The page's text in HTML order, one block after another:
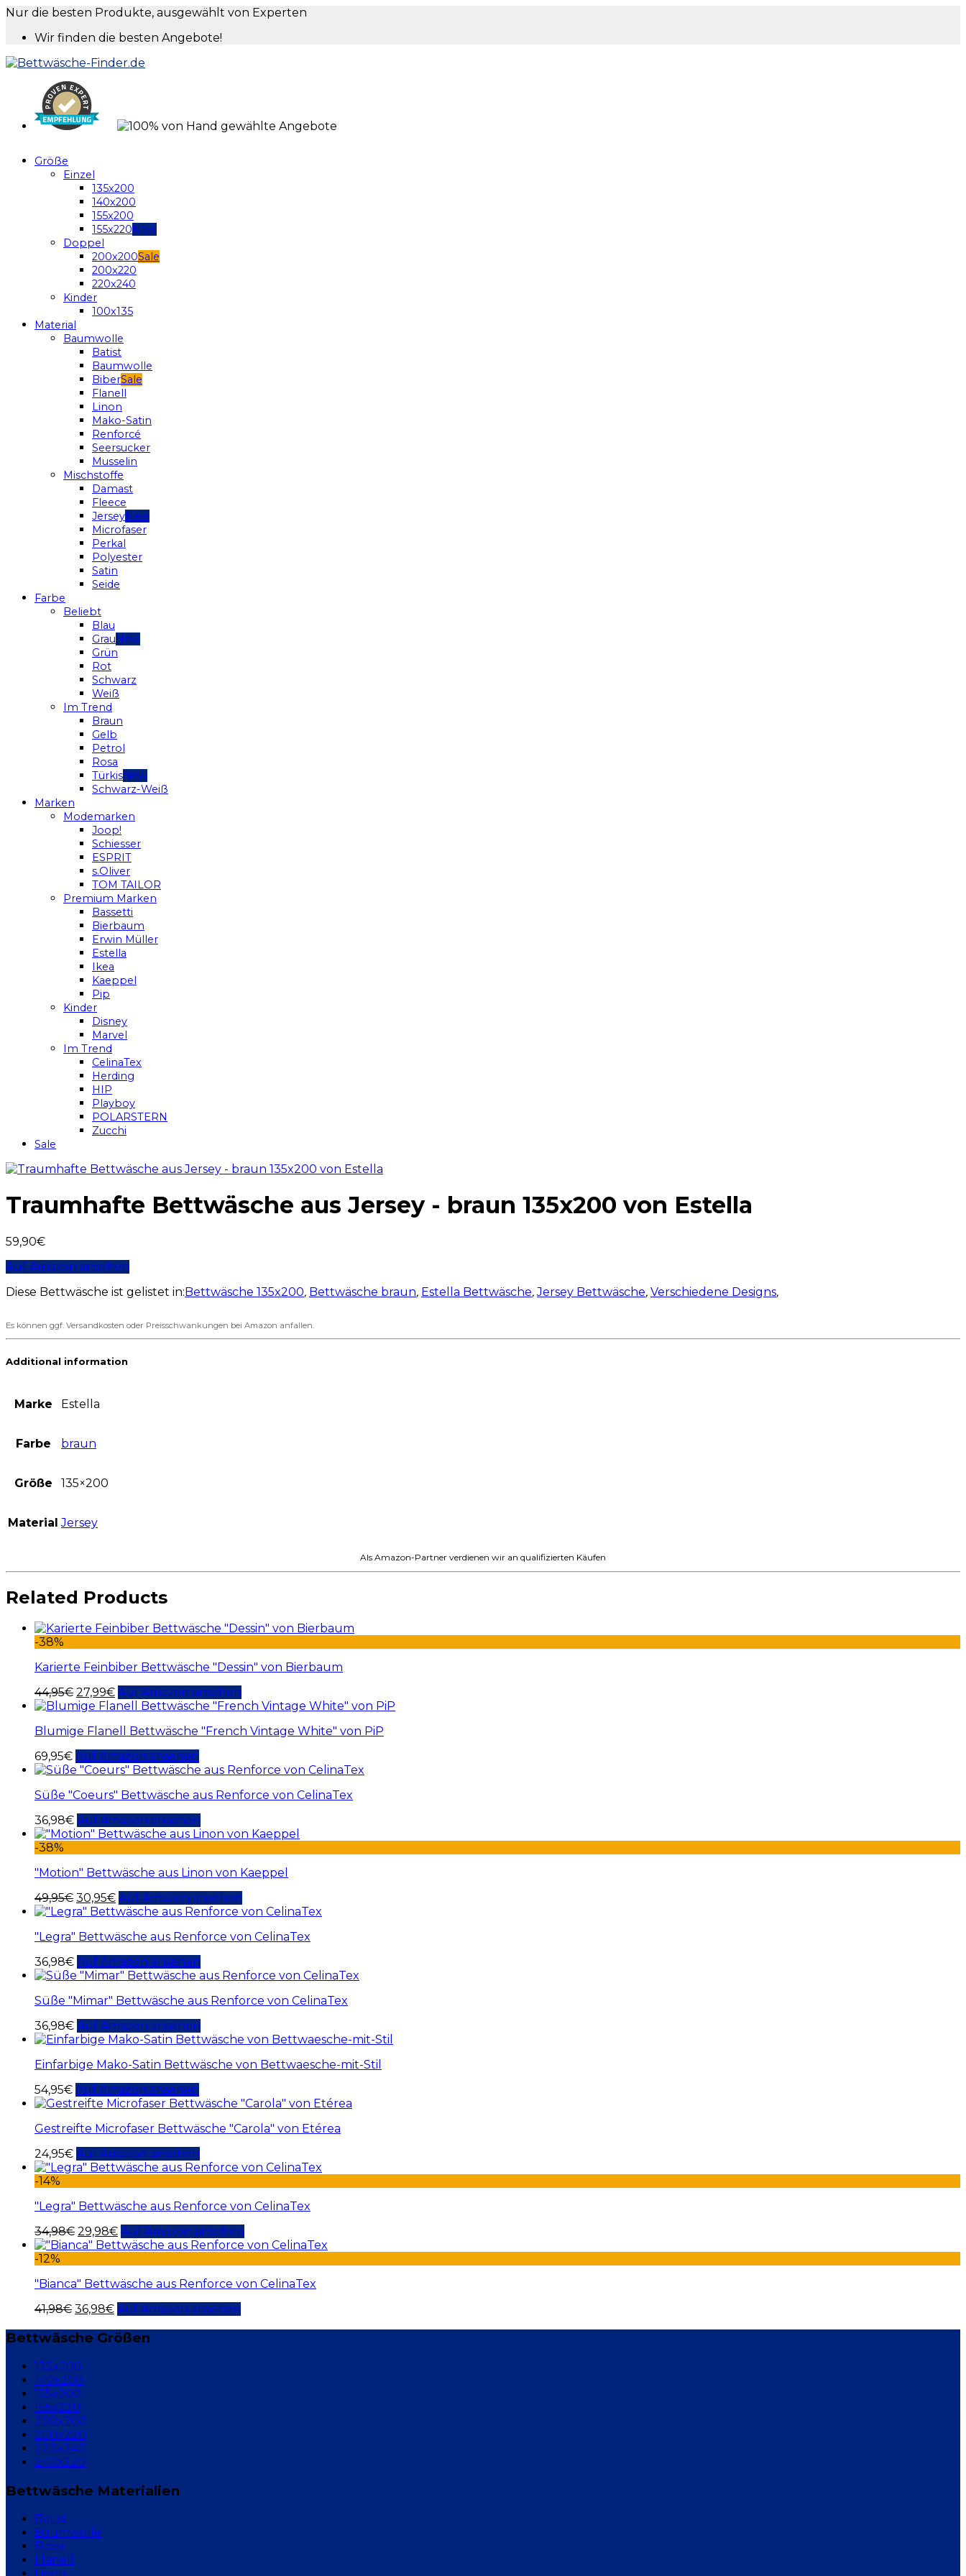
Nur die besten Produkte, ausgewählt von Experten
Wir finden die besten Angebote!
Größe
Einzel
135x200
140x200
155x200
155x220
Doppel
200x200
200x220
220x240
Kinder
100x135
Material
Baumwolle
Batist
Baumwolle
Biber
Flanell
Linon
Mako-Satin
Renforcé
Seersucker
Musselin
Mischstoffe
Damast
Fleece
Jersey
Microfaser
Perkal
Polyester
Satin
Seide
Farbe
Beliebt
Blau
Grau
Grün
Rot
Schwarz
Weiß
Im Trend
Braun
Gelb
Petrol
Rosa
Türkis
Schwarz-Weiß
Marken
Modemarken
Joop!
Schiesser
ESPRIT
s.Oliver
TOM TAILOR
Premium Marken
Bassetti
Bierbaum
Erwin Müller
Estella
Ikea
Kaeppel
Pip
Kinder
Disney
Marvel
Im Trend
CelinaTex
Herding
HIP
Playboy
POLARSTERN
Zucchi
Sale
Traumhafte Bettwäsche aus Jersey - braun 135x200 von Estella
59,90€
Auf Amazon ansehen
Diese Bettwäsche ist gelistet in:Bettwäsche 135x200, Bettwäsche braun, Estella Bettwäsche, Jersey Bettwäsche, Verschiedene Designs,
Es können ggf. Versandkosten oder Preisschwankungen bei Amazon anfallen.
Additional information
Marke Estella
Farbe braun
Größe 135×200
Material Jersey
Als Amazon-Partner verdienen wir an qualifizierten Käufen
Related Products
-38%
Karierte Feinbiber Bettwäsche "Dessin" von Bierbaum
44,95€ 27,99€ Auf Amazon ansehen
Blumige Flanell Bettwäsche "French Vintage White" von PiP
69,95€ Auf Amazon ansehen
Süße "Coeurs" Bettwäsche aus Renforce von CelinaTex
36,98€ Auf Amazon ansehen
-38%
"Motion" Bettwäsche aus Linon von Kaeppel
49,95€ 30,95€ Auf Amazon ansehen
"Legra" Bettwäsche aus Renforce von CelinaTex
36,98€ Auf Amazon ansehen
Süße "Mimar" Bettwäsche aus Renforce von CelinaTex
36,98€ Auf Amazon ansehen
Einfarbige Mako-Satin Bettwäsche von Bettwaesche-mit-Stil
54,95€ Auf Amazon ansehen
Gestreifte Microfaser Bettwäsche "Carola" von Etérea
24,95€ Auf Amazon ansehen
-14%
"Legra" Bettwäsche aus Renforce von CelinaTex
34,98€ 29,98€ Auf Amazon ansehen
-12%
"Bianca" Bettwäsche aus Renforce von CelinaTex
41,98€ 36,98€ Auf Amazon ansehen
Bettwäsche Größen
135x200
140x200
155x200
155x220
200x200
200x220
220x240
240x220
Bettwäsche Materialien
Batist
Baumwolle
Biber
Flanell